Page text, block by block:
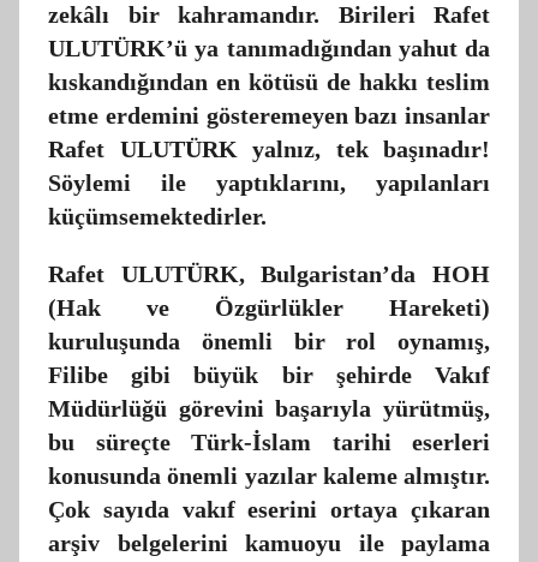
zekâlı bir kahramandır. Birileri Rafet
ULUTÜRK’ü ya tanımadığından yahut da
kıskandığından en kötüsü de hakkı teslim
etme erdemini gösteremeyen bazı insanlar
Rafet ULUTÜRK yalnız, tek başınadır!
Söylemi ile yaptıklarını, yapılanları
küçümsemektedirler.
Rafet ULUTÜRK, Bulgaristan’da HOH
(Hak ve Özgürlükler Hareketi)
kuruluşunda önemli bir rol oynamış,
Filibe gibi büyük bir şehirde Vakıf
Müdürlüğü görevini başarıyla yürütmüş,
bu süreçte Türk-İslam tarihi eserleri
konusunda önemli yazılar kaleme almıştır.
Çok sayıda vakıf eserini ortaya çıkaran
arşiv belgelerini kamuoyu ile paylama